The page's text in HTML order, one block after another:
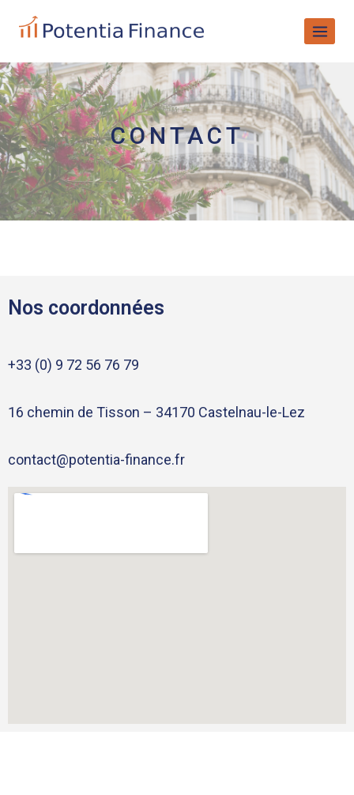
CONTACT
Nos coordonnées
+33 (0) 9 72 56 76 79
16 chemin de Tisson – 34170 Castelnau-le-Lez
contact@potentia-finance.fr